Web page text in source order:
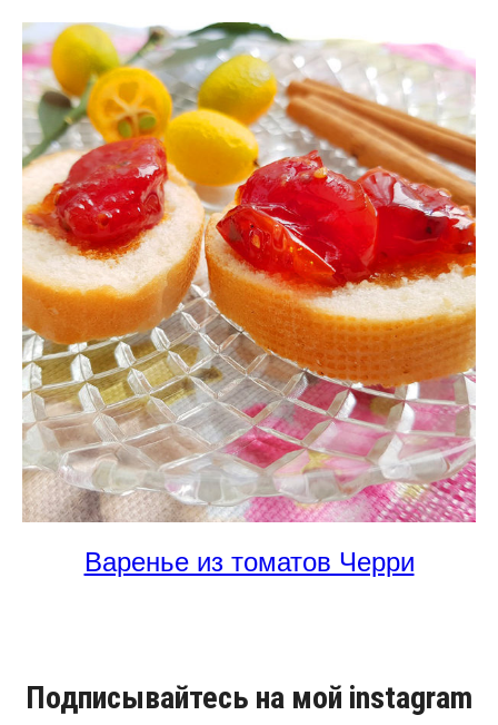
Варенье из томатов Черри
Подписывайтесь на мой instagram